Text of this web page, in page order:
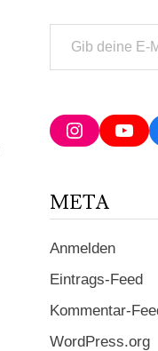
deine
Adresse
ein ...
Instagram
META
Anmelden
Eintrags-Feed
Kommentar-
WordPress.org